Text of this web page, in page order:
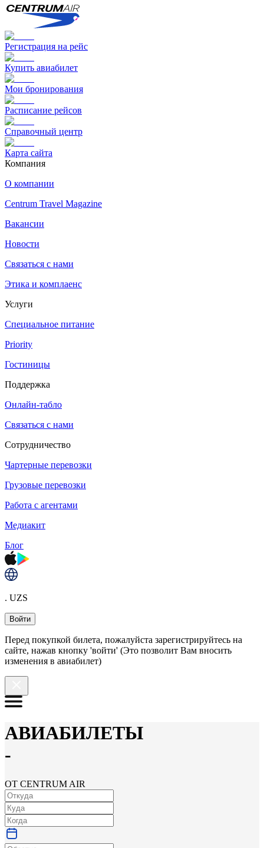
Регистрация на рейс
Купить авиабилет
Мои бронирования
Расписание рейсов
Справочный центр
Карта сайта
Компания
О компании
Centrum Travel Magazine
Вакансии
Новости
Связаться с нами
Этика и комплаенс
Услуги
Специальное питание
Priority
Гостиницы
Поддержка
Онлайн-табло
Связаться с нами
Сотрудничество
Чартерные перевозки
Грузовые перевозки
Работа с агентами
Медиакит
Блог
. UZS
Войти
Перед покупкой билета, пожалуйста зарегистрируйтесь на
сайте, нажав кнопку 'войти' (Это позволит Вам вносить
изменения в авиабилет)
АВИАБИЛЕТЫ
-
ОТ CENTRUM AIR